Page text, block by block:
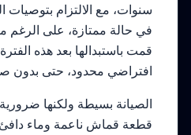
سنوات، مع الالتزام بتوصيات
في حالة ممتازة، على الرغم
قمت باستبدالها بعد هذه
افتراضي محدود، حتى بدون
الصيانة بسيطة ولكنها
قطعة قماش ناعمة وماء دافئ